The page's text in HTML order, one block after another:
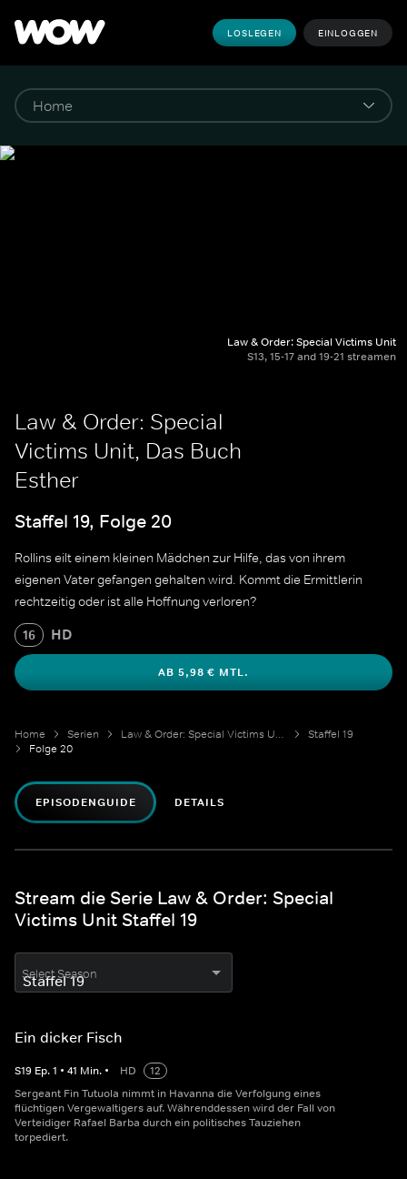
LOSLEGEN EINLOGGEN
Law & Order: Special Victims Unit
S13, 15-17 and 19-21 streamen
Law & Order: Special
Victims Unit, Das Buch
Esther
Staffel 19, Folge 20
Rollins eilt einem kleinen Mädchen zur Hilfe, das von ihrem
eigenen Vater gefangen gehalten wird. Kommt die Ermittlerin
rechtzeitig oder ist alle Hoffnung verloren?
16 HD
AB 5,98 € MTL.
Home Serien Law & Order: Special Victims Unit
Staffel 19
Folge 20
EPISODENGUIDE DETAILS
Stream die Serie Law & Order: Special
Victims Unit Staffel 19
Select Season
Ein dicker Fisch
S19 Ep.1 • 41 Min. • HD
12
Sergeant Fin Tutuola nimmt in Havanna die Verfolgung eines
flüchtigen Vergewaltigers auf. Währenddessen wird der Fall von
Verteidiger Rafael Barba durch ein politisches Tauziehen
torpediert.